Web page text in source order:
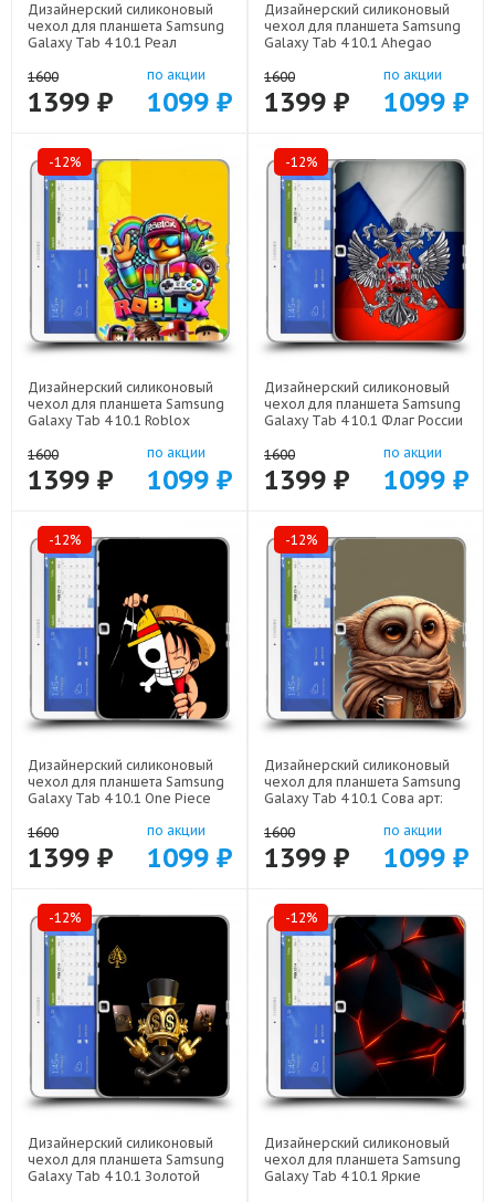
Дизайнерский силиконовый
чехол для планшета Samsung
Galaxy Tab 4 10.1 Реал
1600
1399 ₽
по акции
1099 ₽
Дизайнерский силиконовый
чехол для планшета Samsung
Galaxy Tab 4 10.1 Ahegao
22519
1600
1399 ₽
по акции
1099 ₽
-12%
Дизайнерский силиконовый
чехол для планшета Samsung
Galaxy Tab 4 10.1 Roblox
1600
1399 ₽
по акции
1099 ₽
-12%
Дизайнерский силиконовый
чехол для планшета Samsung
Galaxy Tab 4 10.1 Флаг России
1600
1399 ₽
по акции
1099 ₽
-12%
Дизайнерский силиконовый
чехол для планшета Samsung
Galaxy Tab 4 10.1 One Piece
1600
1399 ₽
по акции
1099 ₽
-12%
Дизайнерский силиконовый
чехол для планшета Samsung
Galaxy Tab 4 10.1 Сова арт:
1600
1399 ₽
по акции
1099 ₽
-12%
Дизайнерский силиконовый
чехол для планшета Samsung
Galaxy Tab 4 10.1 Золотой
-12%
Дизайнерский силиконовый
чехол для планшета Samsung
Galaxy Tab 4 10.1 Яркие